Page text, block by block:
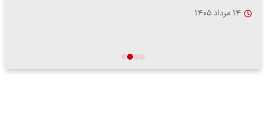
۱۴ مرداد ۱۴۰۵